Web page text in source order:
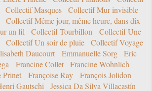
Collectif Masques
Collectif Mur invisible
Collectif Même jour, même heure, dans dix
un fil Collectif Tourbillon
Collectif Une
Collectif Un soir de pluie
Collectif Voyage
Daucourt Emmanuelle Sorg
Eric
Francine Collet
Francine Wohnlich
Prinet
Françoise Ray
François Jolidon
Gautschi
Jessica Da Silva Villacastín